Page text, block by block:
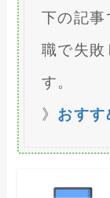
下の記
職で失
す。
》 おす